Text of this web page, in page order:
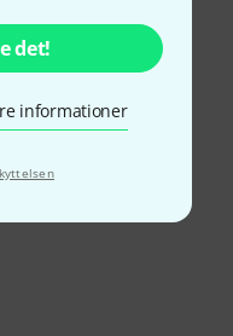
det!
informationer